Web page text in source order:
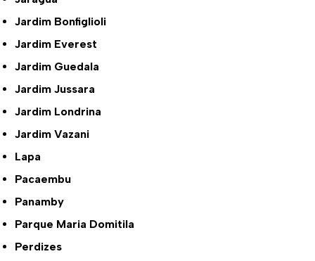
Jardim Bonfiglioli
Jardim Everest
Jardim Guedala
Jardim Jussara
Jardim Londrina
Jardim Vazani
Lapa
Pacaembu
Panamby
Parque Maria Domitila
Perdizes